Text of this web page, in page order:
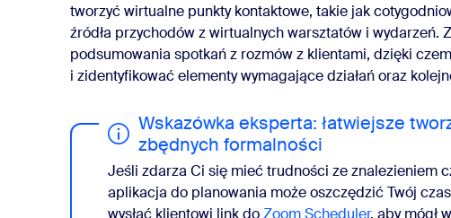
tworzyć wirtualne punkty kontaktowe, takie jak
źródła przychodów z wirtualnych warsztatów i wydarzeń.
podsumowania spotkań z rozmów z klientami, dzięki
i zidentyfikować elementy wymagające działań oraz
Wskazówka eksperta: łatwiejsze
zbędnych formalności
Jeśli zdarza Ci się mieć trudności ze znalezieniem
aplikacja do planowania może oszczędzić Twój
wysłać klientowi link doZoom Scheduler, aby mógł